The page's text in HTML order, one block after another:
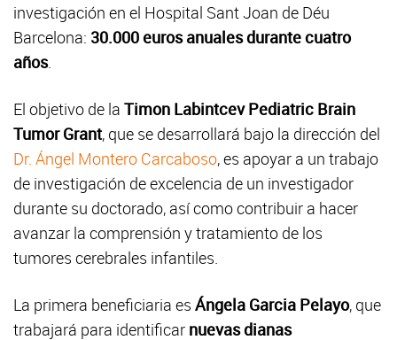
investigación en el Hospital Sant Joan de Déu
Barcelona: 30.000 euros anuales durante cuatro
años.
El objetivo de la Timon Labintcev Pediatric Brain
Tumor Grant, que se desarrollará bajo la dirección del
Dr. Ángel Montero Carcaboso, es apoyar a un trabajo
de investigación de excelencia de un investigador
durante su doctorado, así como contribuir a hacer
avanzar la comprensión y tratamiento de los
tumores cerebrales infantiles.
La primera beneficiaria es Ángela Garcia Pelayo, que
trabajará para identificar nuevas dianas